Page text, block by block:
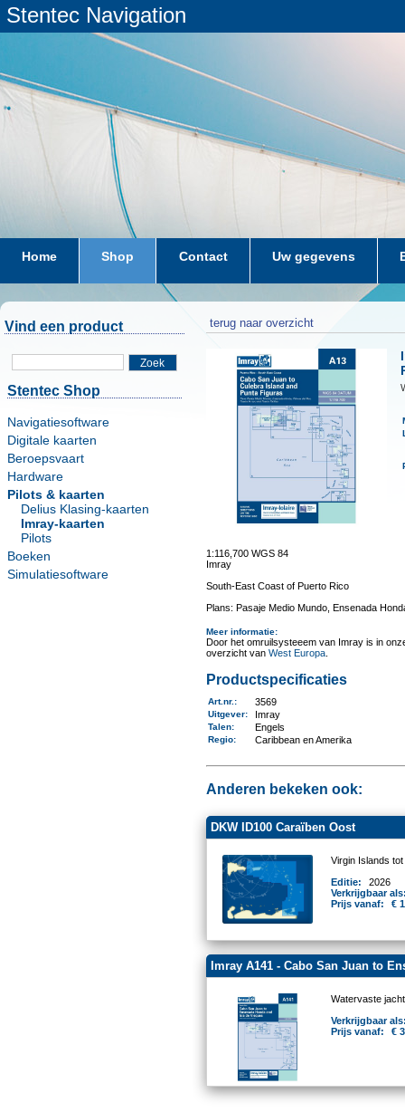
Stentec Navigation
Home Shop Contact Uw gegevens
Vind een product
Zoek
Stentec Shop
Navigatiesoftware
Digitale kaarten
Beroepsvaart
Hardware
Pilots & kaarten
Delius Klasing-kaarten
Imray-kaarten
Pilots
Boeken
Simulatiesoftware
terug naar overzicht
1:116,700 WGS 84
Imray
South-East Coast of Puerto Rico
Plans: Pasaje Medio Mundo, Ensenada
Meer informatie:
Door het omruilsysteeem van Imray is in
overzicht van West Europa.
Productspecificaties
Art.nr. : 3569
Uitgever: Imray
Talen: Engels
Regio: Caribbean en Amerika
Anderen bekeken ook:
DKW ID100 Caraïben Oost
Virgin Islands
Editie:
2026
Verkrijgbaar
Prijs vanaf:
€
Imray A141 - Cabo San Juan to
Watervaste
Verkrijgbaar
Prijs vanaf:
€